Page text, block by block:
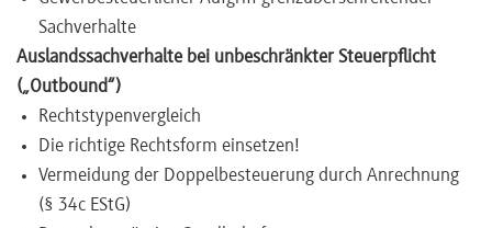
Sachverhalte
Auslandssachverhalte bei unbeschränkter Steuerpflicht
(„Outbound“)
Rechtstypenvergleich
Die richtige Rechtsform einsetzen!
Vermeidung der Doppelbesteuerung durch Anrechnung
(§ 34c EStG)